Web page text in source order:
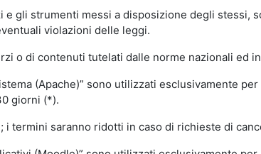
gli strumenti messi a disposizione degli stessi,
violazioni delle leggi.
o di contenuti tutelati dalle norme nazionali ed
(Apache)” sono utilizzati esclusivamente
giorni (*).
saranno ridotti in caso di richieste di